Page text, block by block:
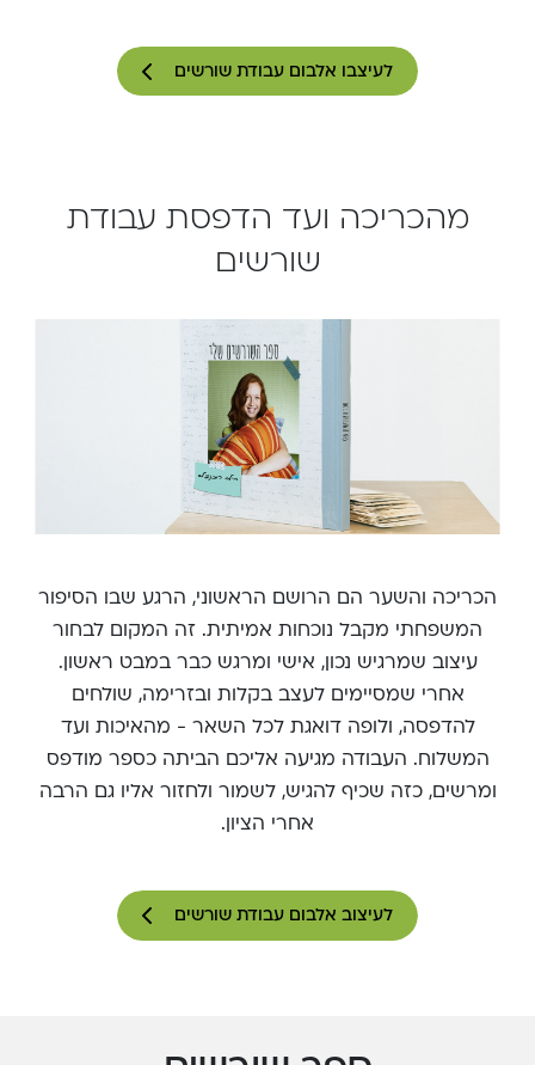
לעיצבו אלבום עבודת שורשים
מהכריכה ועד הדפסת עבודת
שורשים
הכריכה והשער הם הרושם הראשוני, הרגע שבו הסיפור
המשפחתי מקבל נוכחות אמיתית. זה המקום לבחור
עיצוב שמרגיש נכון, אישי ומרגש כבר במבט ראשון.
אחרי שמסיימים לעצב בקלות ובזרימה, שולחים
להדפסה, ולופה דואגת לכל השאר - מהאיכות ועד
המשלוח. העבודה מגיעה אליכם הביתה כספר מודפס
ומרשים, כזה שכיף להגיש, לשמור ולחזור אליו גם הרבה
אחרי הציון.
לעיצוב אלבום עבודת שורשים